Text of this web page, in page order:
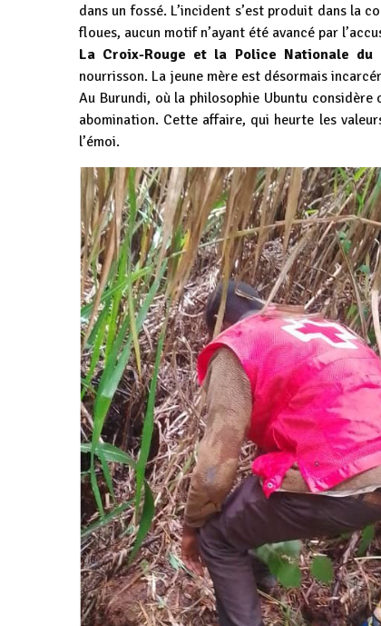
dans un fossé. L’incident s’est produit dans la
floues, aucun motif n’ayant été avancé par
La Croix-Rouge et la Police Nationale du
nourrisson. La jeune mère est désormais
Au Burundi, où la philosophie Ubuntu
abomination. Cette affaire, qui heurte les
l’émoi.